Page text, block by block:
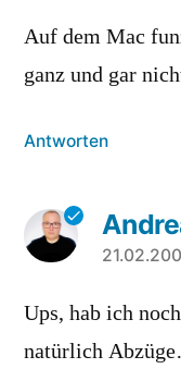
Auf dem Mac
ganz und gar
Antworten
sagt:
Ups, hab ich
natürlich